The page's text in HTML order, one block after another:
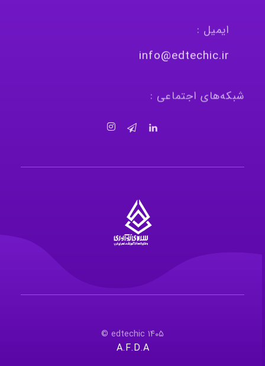
ایمیل :
info@edtechic.ir
شبکه‌های اجتماعی :
۱۴۰۵ edtechic ©
A.F.D.A